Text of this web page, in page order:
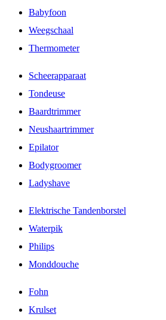
Babyfoon
Weegschaal
Thermometer
Scheerapparaat
Tondeuse
Baardtrimmer
Neushaartrimmer
Epilator
Bodygroomer
Ladyshave
Elektrische Tandenborstel
Waterpik
Philips
Monddouche
Fohn
Krulset